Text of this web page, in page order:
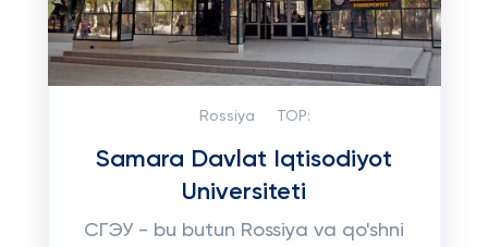
Rossiya TOP:
Samara Davlat Iqtisodiyot
Universiteti
СГЭУ - bu butun Rossiya va qo'shni